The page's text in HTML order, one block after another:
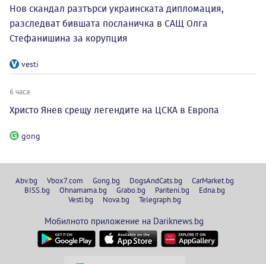
Нов скандал разтърси украинската дипломация,
разследват бившата посланичка в САЩ Олга
Стефанишина за корупция
vesti
6 часа
Христо Янев срещу легендите на ЦСКА в Европа
gong
Abv.bg Vbox7.com Gong.bg DogsAndCats.bg
CarMarket.bg
BISS.bg
Ohnamama.bg Grabo.bg Pariteni.bg
Edna.bg
Vesti.bg
Nova.bg Telegraph.bg
Мобилното приложение на Dariknews.bg